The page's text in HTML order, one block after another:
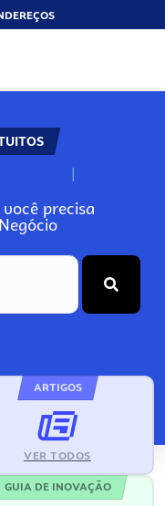
N
precisa
ARTIGOS
VER TODOS
GUIA DE INOVAÇÃO